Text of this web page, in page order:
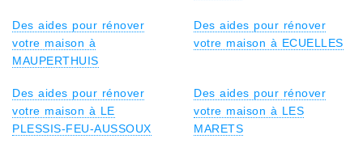
Des aides pour rénover
votre maison à
MAUPERTHUIS
Des aides pour rénover
votre maison à ECUELLES
Des aides pour rénover
votre maison à LE
PLESSIS-FEU-AUSSOUX
Des aides pour rénover
votre maison à LES
MARETS